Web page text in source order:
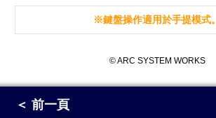
※鍵盤操作適用於手提模式。
© ARC SYSTEM WORKS
＜ 前一頁